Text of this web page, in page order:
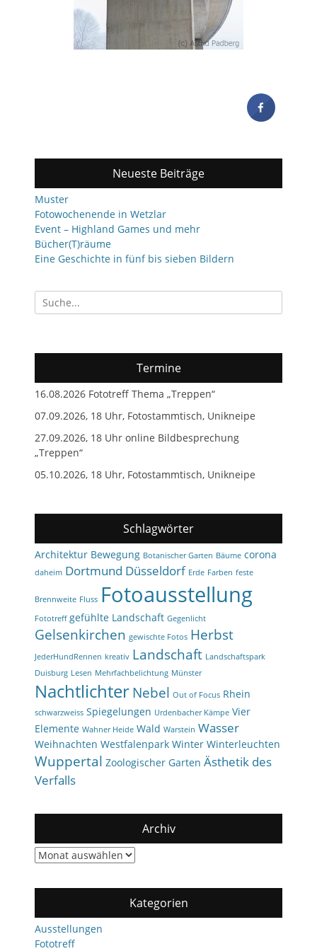
Neueste Beiträge
Muster
Fotowochenende in Wetzlar
Event – Highland Games und mehr
Bücher(T)räume
Eine Geschichte in fünf bis sieben Bildern
Suchen
nach:
Termine
16.08.2026 Fototreff Thema „Treppen“
07.09.2026, 18 Uhr, Fotostammtisch, Unikneipe
27.09.2026, 18 Uhr online Bildbesprechung
„Treppen“
05.10.2026, 18 Uhr, Fotostammtisch, Unikneipe
Schlagwörter
Architektur Bewegung Botanischer Garten Bäume corona
daheim Dortmund Düsseldorf Erde Farben feste
Brennweite Fluss Fotoausstellung
Fototreff gefühlte Landschaft Gegenlicht
Gelsenkirchen gewischte Fotos Herbst
JederHundRennen kreativ Landschaft Landschaftspark
Duisburg Lesen Mehrfachbelichtung Münster
NachtlichterNebel Out of Focus Rhein
schwarzweiss Spiegelungen Urdenbacher Kämpe Vier
Elemente Wahner Heide Wald Warstein Wasser
Weihnachten Westfalenpark Winter Winterleuchten
Wuppertal Zoologischer Garten Ästhetik des
Verfalls
Archiv
Archiv
Kategorien
Ausstellungen
Fototreff